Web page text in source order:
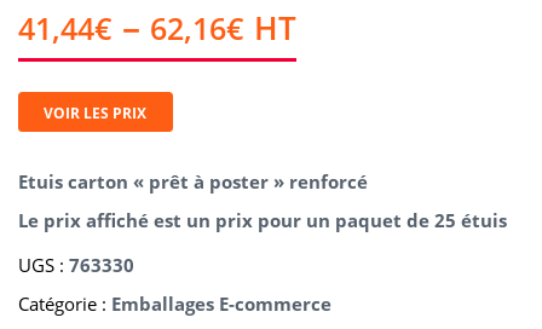
41,44€ – 62,16€ HT
VOIR LES PRIX
Etuis carton « prêt à poster » renforcé
Le prix affiché est un prix pour un paquet de 25 étuis
UGS : 763330
Catégorie : Emballages E-commerce